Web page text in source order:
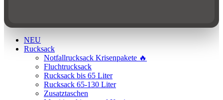
NEU
Rucksack
Notfallrucksack Krisenpakete 🔥
Fluchtrucksack
Rucksack bis 65 Liter
Rucksack 65-130 Liter
Zusatztaschen